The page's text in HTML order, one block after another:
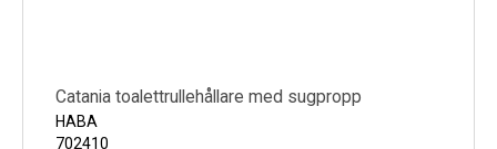
Catania toalettrullehållare med sugpropp
HABA
702410